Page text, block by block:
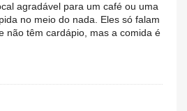
agradável para um café ou uma
no meio do nada. Eles só falam
não têm cardápio, mas a comida é